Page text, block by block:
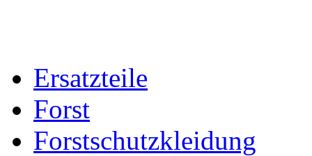
Ersatzteile
Forst
Forstschutzkleidung